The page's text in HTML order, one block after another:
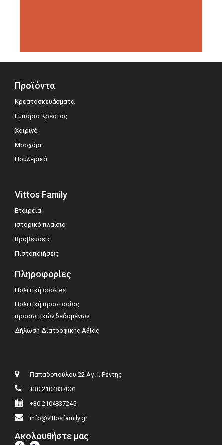
Προϊόντα
Κρεατοσκευάσματα
Εμπόριο Κρέατος
Χοιρινό
Μοσχάρι
Πουλερικά
Vittos Family
Εταιρεία
Ιστορικό πλαίσιο
Βραβεύσεις
Πιστοποιήσεις
Πληροφορίες
Πολιτική cookies
Πολιτική προστασίας
προσωπικών δεδομένων
Δήλωση Διατροφικής Αξίας
Παπαδοπούλου 22 Αγ. Ι. Ρέντης
+30 2104837001
+30 2104837245
info@vittosfamily.gr
Ακολουθήστε μας